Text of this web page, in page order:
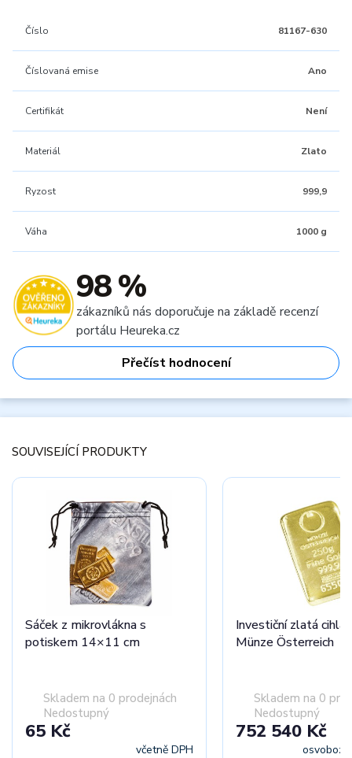
Číslo 81167-630
Číslovaná emise Ano
Certifikát Není
Materiál Zlato
Ryzost 999,9
Váha 1000 g
98 %
zákazníků nás doporučuje na základě recenzí
portálu Heureka.cz
Přečíst hodnocení
SOUVISEJÍCÍ PRODUKTY
Sáček z mikrovlákna s
potiskem 14×11 cm
Skladem na 0 prodejnách
Nedostupný
65 Kč
včetně DPH
Investiční zlatá
Münze Österreich
Skladem na 0
Nedostupný
752 540 Kč